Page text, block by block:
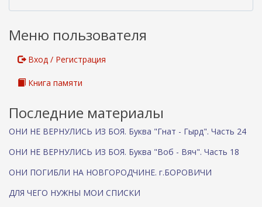
ш
)
Меню пользователя
Вход / Регистрация
Книга памяти
Последние материалы
ОНИ НЕ ВЕРНУЛИСЬ ИЗ БОЯ. Буква "Гнат - Гырд". Часть 24
ОНИ НЕ ВЕРНУЛИСЬ ИЗ БОЯ. Буква "Воб - Вяч". Часть 18
ОНИ ПОГИБЛИ НА НОВГОРОДЧИНЕ. г.БОРОВИЧИ
ДЛЯ ЧЕГО НУЖНЫ МОИ СПИСКИ